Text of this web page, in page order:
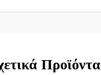
Προϊόντα